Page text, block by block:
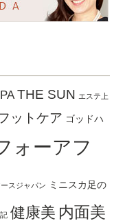
THE SUN エステ上
ットケア ゴッドハ
ォーアフ
ースジャパン ミニスカ足の
健康美 内面美